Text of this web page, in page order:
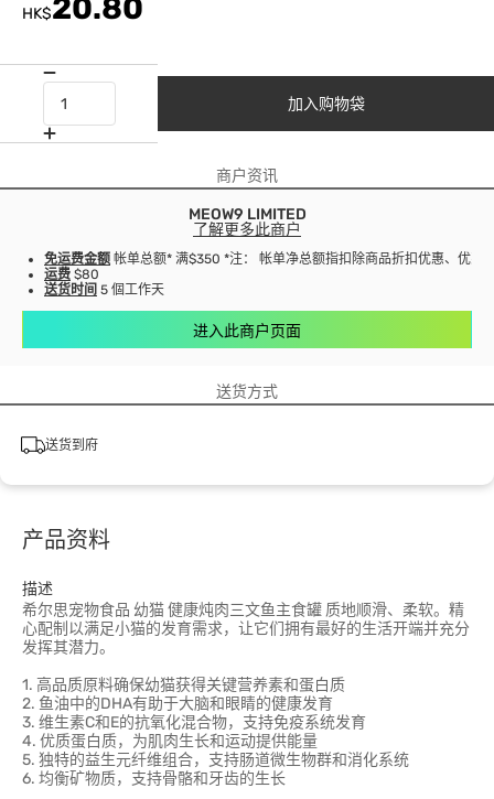
HK$20.80
加入购物袋
商户资讯
MEOW9 LIMITED
了解更多此商户
免运费金额 帐单总额* 满$350 *注： 帐单净总额指扣除商品折扣优惠、优惠
运费 $80
送货时间 5 個工作天
进入此商户页面
送货方式
送货到府
产品资料
描述
希尔思宠物食品 幼猫 健康炖肉三文鱼主食罐 质地顺滑、柔软。精
心配制以满足小猫的发育需求，让它们拥有最好的生活开端并充分
发挥其潜力。
1. 高品质原料确保幼猫获得关键营养素和蛋白质
2. 鱼油中的DHA有助于大脑和眼睛的健康发育
3. 维生素C和E的抗氧化混合物，支持免疫系统发育
4. 优质蛋白质，为肌肉生长和运动提供能量
5. 独特的益生元纤维组合，支持肠道微生物群和消化系统
6. 均衡矿物质，支持骨骼和牙齿的生长